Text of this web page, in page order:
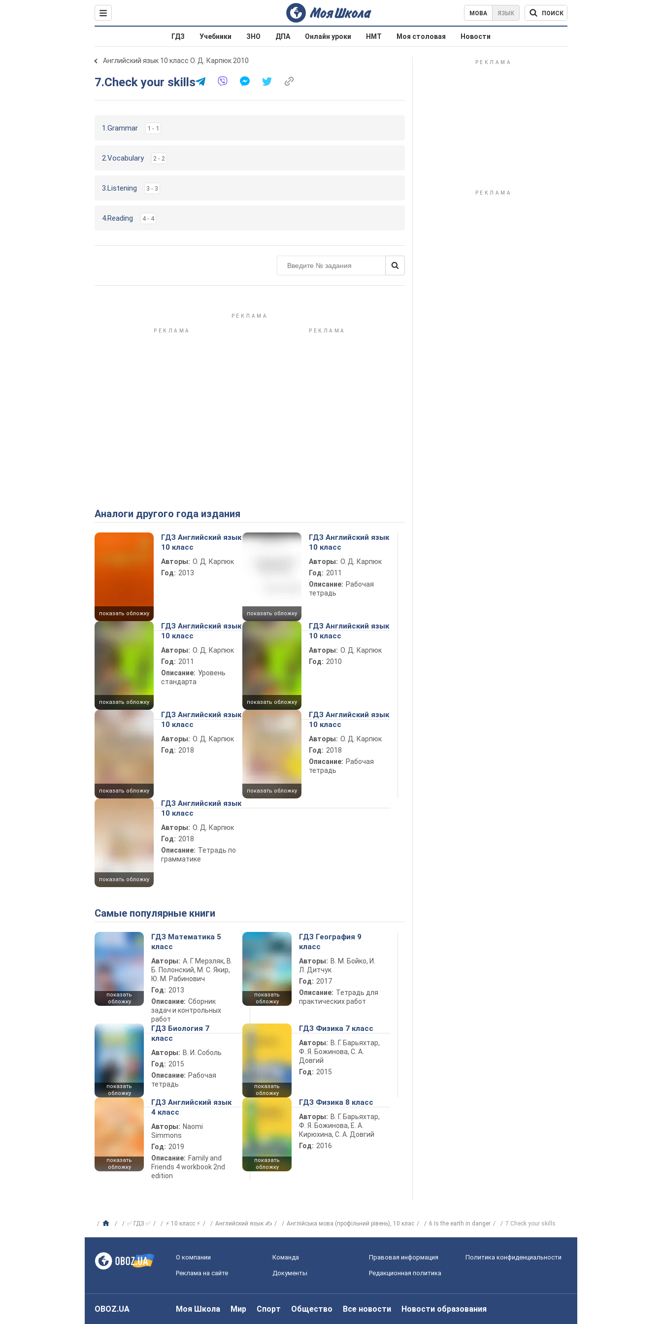
МОВА ЯЗЫК ПОИСК
ГДЗ Учебники ЗНО ДПА Онлайн уроки НМТ Моя столовая Новости
Английский язык 10 класс О. Д. Карпюк 2010
7.Check your skills
1.Grammar 1 - 1
2.Vocabulary 2 - 2
3.Listening 3 - 3
4.Reading 4 - 4
Аналоги другого года издания
показать обложку
ГДЗ Английский язык
10 класс
Авторы: О. Д. Карпюк
Год: 2013
показать обложку
ГДЗ Английский язык
10 класс
Авторы: О. Д. Карпюк
Год: 2011
Описание: Рабочая
тетрадь
показать обложку
ГДЗ Английский язык
10 класс
Авторы: О. Д. Карпюк
Год: 2011
Описание: Уровень
стандарта
показать обложку
ГДЗ Английский язык
10 класс
Авторы: О. Д. Карпюк
Год: 2010
показать обложку
ГДЗ Английский язык
10 класс
Авторы: О. Д. Карпюк
Год: 2018
показать обложку
ГДЗ Английский язык
10 класс
Авторы: О. Д. Карпюк
Год: 2018
Описание: Рабочая
тетрадь
показать обложку
ГДЗ Английский язык
10 класс
Авторы: О. Д. Карпюк
Год: 2018
Описание: Тетрадь по
грамматике
Самые популярные книги
показать
обложку
ГДЗ Математика 5
класс
Авторы: А. Г. Мерзляк, В.
Б. Полонский, М. С. Якир,
Ю. М. Рабинович
Год: 2013
Описание: Сборник
задач и контрольных
работ
показать
обложку
ГДЗ География 9
класс
Авторы: В. М. Бойко, И.
Л. Дитчук
Год: 2017
Описание: Тетрадь для
практических работ
показать
обложку
ГДЗ Биология 7
класс
Авторы: В. И. Соболь
Год: 2015
Описание: Рабочая
тетрадь
показать
обложку
ГДЗ Физика 7 класс
Авторы: В. Г. Барьяхтар,
Ф. Я. Божинова, С. А.
Довгий
Год: 2015
показать
обложку
ГДЗ Английский язык
4 класс
Авторы: Naomi
Simmons
Год: 2019
Описание: Family and
Friends 4 workbook 2nd
edition
показать
обложку
ГДЗ Физика 8 класс
Авторы: В. Г. Барьяхтар,
Ф. Я. Божинова, Е. А.
Кирюхина, С. А. Довгий
Год: 2016
✅ ГДЗ ✅ ⚡ 10 класс ⚡ Английский язык ✍ Англійська мова (профільний рівень), 10 клас 6.Is the earth in danger 7.Check your skills
О компании Команда Правовая информация Политика конфиденциальности
Реклама на сайте Документы Редакционная политика
OBOZ.UA Моя Школа Мир Спорт Общество Все новости Новости образования